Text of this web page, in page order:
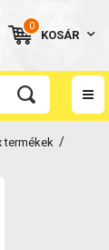
0
KOSÁR
termékek /